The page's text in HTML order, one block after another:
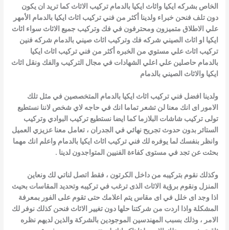
الخاص بشركه ايكيا واثاث ايكيا بالدمام تركيب الاثاث كما تريد ان يكون
دون تلف فنحن خبراء ولدينا أكثر منفني تركيب اثاث ايكيا بالدمام الأمهر
علي الاطلاق متميزون ومحترفون في فك وتركيب جميع الاثاث سواء اثاث
ايكيا او اثاث الصيني شركه فك وتركيب اثاث صيني بالدمام شركه فنين
تركيب اثاث علي مستوي من الخبره أكثر منفني تركيب اثاث ايكيا
بالدمام حاصلين علي اعلي الشهادات في مجال التركيب والفك ونقل اثاث
ايكيا والاثاث الصيني بالدمام
ولدينا افضلفني تركيب اثاث ايكيا بالدمام المتخصصين في مثل تلك
الامور اى انك معنا لن تشعر تماما انك في حاجه لاي شخص لاننا نستطيع
تولى تركيب شاشات البلازما كما ايضا نستطيع تركيب البوادي وتركيب
الستائر بدون حدوث تجريح نهائي في الجدران ، تعامل معنا عزيزي العميل
وانظر بنفسك لما يوفره لك فني تركيب اثاث ايكيا بالدمام واعلم انك مهما
بحثت عن تجد في مستوى كفاءة الفنيين المتواجدون لدينا .
وكذلك نقوم بتركيبه من داخل الكرتون ، فقط اتصل لناتي لك ونعاين
المنزل ونقوم برؤية الاثاث الذى ترغب في تركيبه وتحديد المقاسات بحيث
اذا وجد اى خلل في اى مقاس يتم اعلامك حتى تقوم على الفور بمعرفة
المشكلة واذا اردت من شركتنا حلها دون تغيير الاثاث فنحن كذلك نوفر لك
الامر ، وذلك بسبب المهندسين الموجودين بالشركة والذين لديهم نظره